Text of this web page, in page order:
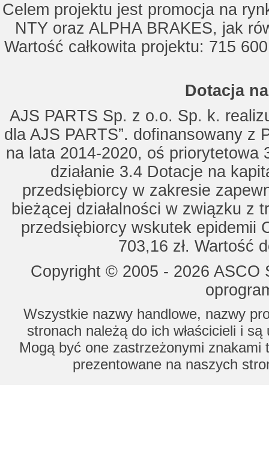
Celem projektu jest promocja na
NTY oraz ALPHA BRAKES, jak
Wartość całkowita projektu: 715
Dotacja
AJS PARTS Sp. z o.o. Sp. k.
dla AJS PARTS”. dofinansowany z
na lata 2014-2020, oś priorytetowa
działanie 3.4 Dotacje na
przedsiębiorcy w zakresie
bieżącej działalności w związku z
przedsiębiorcy wskutek epidemii
703,16 zł. Wartość
Copyright © 2005 - 2026
Wszystkie nazwy handlowe, nazwy
stronach należą do ich właścicieli i
Mogą być one zastrzeżonymi znakami
prezentowane na naszych